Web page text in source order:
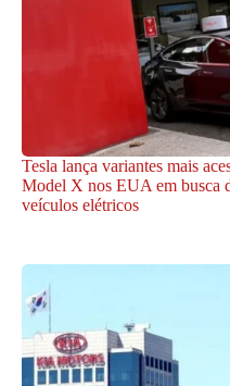
Tesla lança variantes mais
Model X nos EUA em busca
veículos elétricos